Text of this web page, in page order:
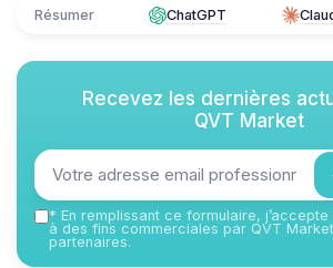
Résumer ChatGPT
Recevez les dernières
QVT Market
* En remplissant ce formulaire,
à des fins commerciales par QVT
partenaires.